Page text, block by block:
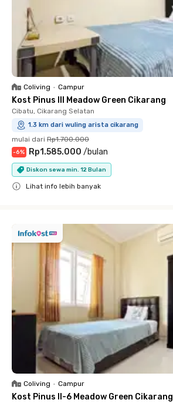
Coliving • Campur
Kost Pinus III Meadow Green Cikarang
Cibatu, Cikarang Selatan
1.3 km dari wuling arista cikarang
mulai dari Rp1.700.000
-6% Rp1.585.000 /bulan
Diskon sewa min. 12 Bulan
Lihat info lebih banyak
Coliving • Campur
Kost Pinus II-6 Meadow Green Cikarang